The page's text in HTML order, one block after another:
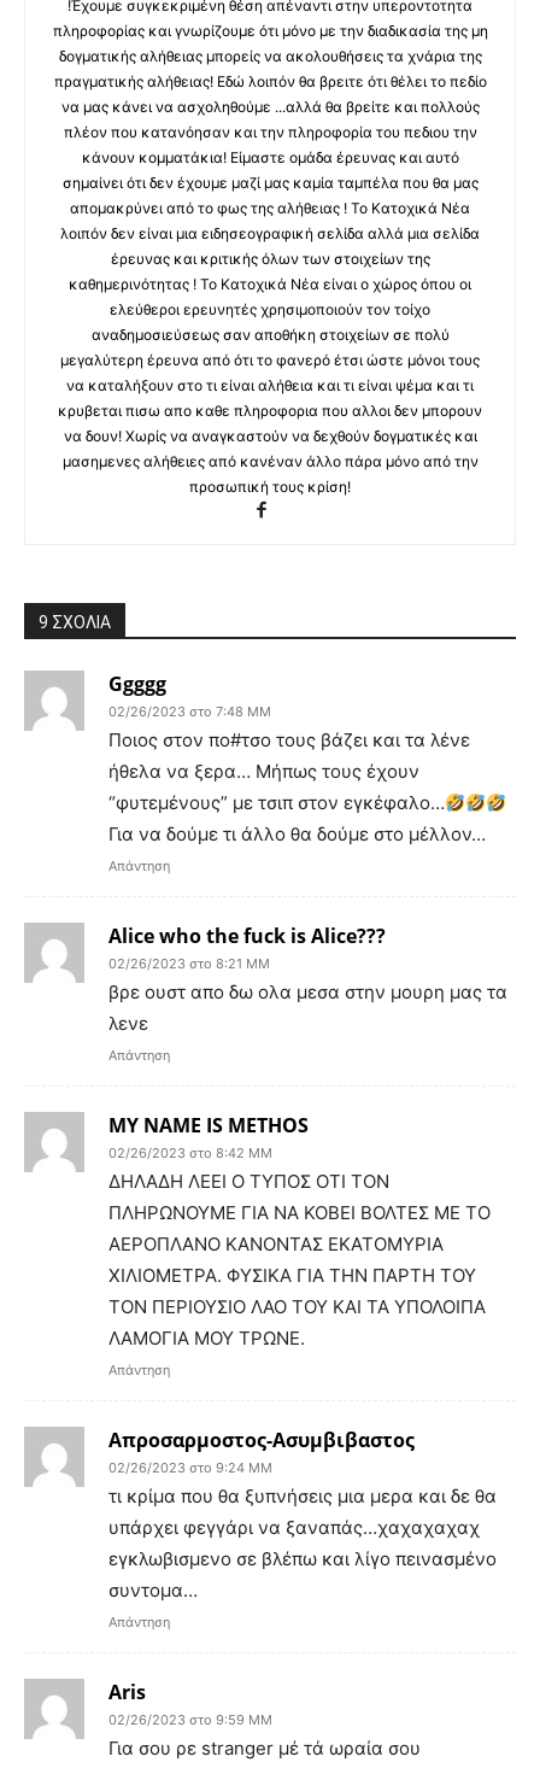
!Έχουμε συγκεκριμένη θέση απέναντι στην υπεροντοτητα
πληροφορίας και γνωρίζουμε ότι μόνο με την διαδικασία της μη
δογματικής αλήθειας μπορείς να ακολουθήσεις τα χνάρια της
πραγματικής αλήθειας! Εδώ λοιπόν θα βρειτε ότι θέλει το πεδίο
να μας κάνει να ασχοληθούμε ...αλλά θα βρείτε και πολλούς
πλέον που κατανόησαν και την πληροφορία του πεδιου την
κάνουν κομματάκια! Είμαστε ομάδα έρευνας και αυτό
σημαίνει ότι δεν έχουμε μαζί μας καμία ταμπέλα που θα μας
απομακρύνει από το φως της αλήθειας ! Το Κατοχικά Νέα
λοιπόν δεν είναι μια ειδησεογραφική σελίδα αλλά μια σελίδα
έρευνας και κριτικής όλων των στοιχείων της
καθημερινότητας ! Το Κατοχικά Νέα είναι ο χώρος όπου οι
ελεύθεροι ερευνητές χρησιμοποιούν τον τοίχο
αναδημοσιεύσεως σαν αποθήκη στοιχείων σε πολύ
μεγαλύτερη έρευνα από ότι το φανερό έτσι ώστε μόνοι τους
να καταλήξουν στο τι είναι αλήθεια και τι είναι ψέμα και τι
κρυβεται πισω απο καθε πληροφορια που αλλοι δεν μπορουν
να δουν! Χωρίς να αναγκαστούν να δεχθούν δογματικές και
μασημενες αλήθειες από κανέναν άλλο πάρα μόνο από την
προσωπική τους κρίση!
9 ΣΧΟΛΙΑ
Ggggg
02/26/2023 στο 7:48 ΜΜ
Ποιος στον πο#τσο τους βάζει και τα λένε
ήθελα να ξερα… Μήπως τους έχουν
“φυτεμένους” με τσιπ στον εγκέφαλο…
Για να δούμε τι άλλο θα δούμε στο μέλλον…
Απάντηση
Alice who the fuck is Alice???
02/26/2023 στο 8:21 ΜΜ
βρε ουστ απο δω ολα μεσα στην μουρη μας τα
λενε
Απάντηση
ΜΥ NAME IS ΜΕΤΗΟS
02/26/2023 στο 8:42 ΜΜ
ΔΗΛΑΔΗ ΛΕΕΙ Ο ΤΥΠΟΣ ΟΤΙ ΤΟΝ
ΠΛΗΡΩΝΟΥΜΕ ΓΙΑ ΝΑ ΚΟΒΕΙ ΒΟΛΤΕΣ ΜΕ ΤΟ
ΑΕΡΟΠΛΑΝΟ ΚΑΝΟΝΤΑΣ ΕΚΑΤΟΜΥΡΙΑ
ΧΙΛΙΟΜΕΤΡΑ. ΦΥΣΙΚΑ ΓΙΑ ΤΗΝ ΠΑΡΤΗ ΤΟΥ
ΤΟΝ ΠΕΡΙΟΥΣΙΟ ΛΑΟ ΤΟΥ ΚΑΙ ΤΑ ΥΠΟΛΟΙΠΑ
ΛΑΜΟΓΙΑ ΜΟΥ ΤΡΩΝΕ.
Απάντηση
Απροσαρμοστος-Ασυμβιβαστος
02/26/2023 στο 9:24 ΜΜ
τι κρίμα που θα ξυπνήσεις μια μερα και δε θα
υπάρχει φεγγάρι να ξαναπάς…χαχαχαχαχ
εγκλωβισμενο σε βλέπω και λίγο πεινασμένο
συντομα…
Απάντηση
Aris
02/26/2023 στο 9:59 ΜΜ
Για σου ρε stranger μέ τά ωραία σου